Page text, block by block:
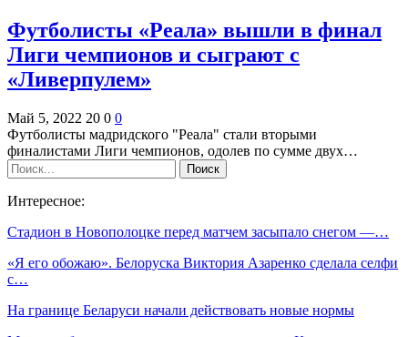
Футболисты «Реала» вышли в финал
Лиги чемпионов и сыграют с
«Ливерпулем»
Май 5, 2022 20 0 0
Футболисты мадридского "Реала" стали вторыми
финалистами Лиги чемпионов, одолев по сумме двух…
Интересное:
Стадион в Новополоцке перед матчем засыпало снегом —…
«Я его обожаю». Белоруска Виктория Азаренко сделала селфи
с…
На границе Беларуси начали действовать новые нормы